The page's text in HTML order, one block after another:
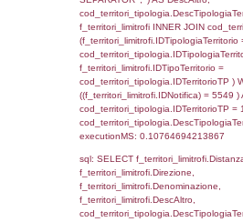
LEFT JOIN
el_regioni_1 ON
executionMS:
sql: SELECT
a2rp.IDPersonale